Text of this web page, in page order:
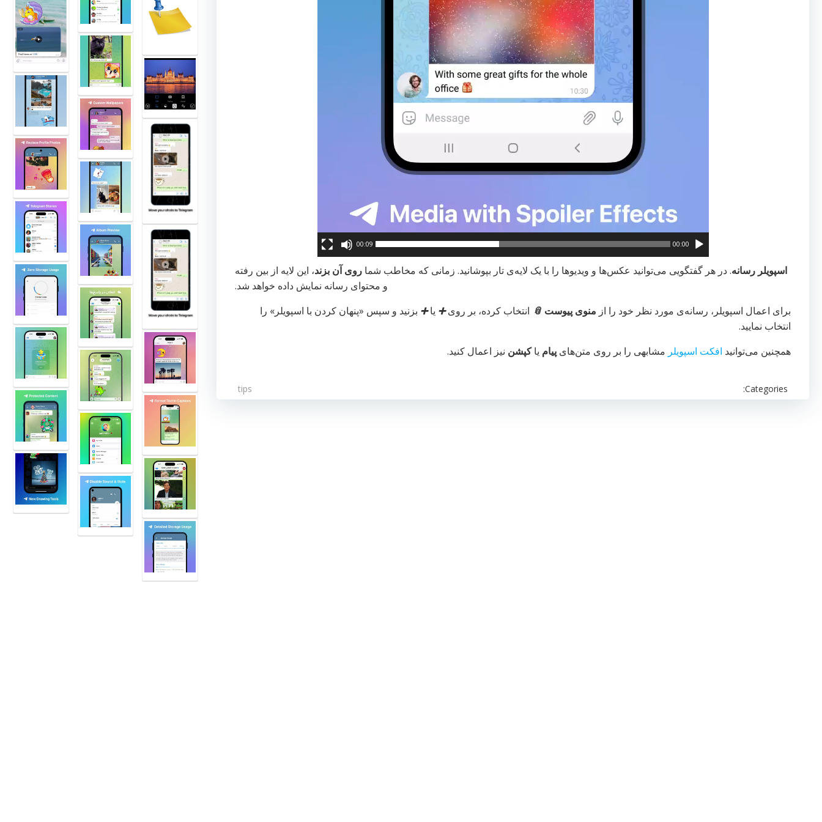
00:00
00:09
اسپویلر رسانه. در هر گفتگویی می‌توانید عکس‌ها و ویدیوها را با یک لایه‌ی تار بپوشانید. زمانی که مخاطب شما روی آن بزند، این لایه از بین رفته
و محتوای رسانه نمایش داده خواهد شد.
برای اعمال اسپویلر، رسانه‌ی مورد نظر خود را از منوی پیوست 📎 انتخاب کرده، بر روی➕ یا➕ بزنید و سپس «پنهان کردن با اسپویلر» را
انتخاب نمایید.
همچنین می‌توانید افکت اسپویلر مشابهی را بر روی متن‌های پیام یاکپشن نیز اعمال کنید.
Categories:
tips